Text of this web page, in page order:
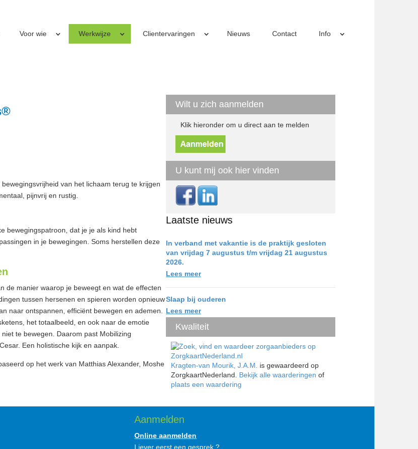
Voor wie Werkwijze Clientervaringen Nieuws Contact Info
van het lichaam terug te krijgen
pijnvrij en rustig.
bewegingspatroon, dat je je als kind hebt
in je bewegingen. Soms herstellen deze
de manier waarop je beweegt en wat de effecten
tussen hersenen en spieren worden opnieuw
naar ontspannen, efficiënt bewegen en ademen.
het totaalbeeld, en ook naar de emotie
te bewegen. Daarom past Mobilizing
Een holistische kijk en aanpak.
op het werk van Matthias Alexander, Moshe
Wilt u zich aanmelden
Klik hieronder om u direct aan te melden
U kunt mij ook hier vinden
Laatste nieuws
In verband met vakantie is de praktijk gesloten
van vrijdag 7 augustus t/m vrijdag 21 augustus
2026.
Lees meer
Slaap bij ouderen
Lees meer
Kwaliteit
Kragten-van Mourik, J.A.M.
is gewaardeerd op
ZorgkaartNederland. Bekijk alle waarderingen of
plaats een waardering
Aanmelden
Online aanmelden
Liever eerst een gesprek ?